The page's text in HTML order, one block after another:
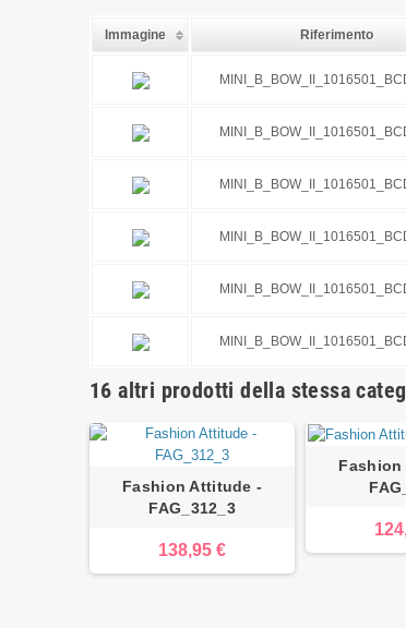
Immagine Riferimento
16 altri prodotti della stessa
Fashion Attitude -
FAG_312_3
138,95 €
Fashion